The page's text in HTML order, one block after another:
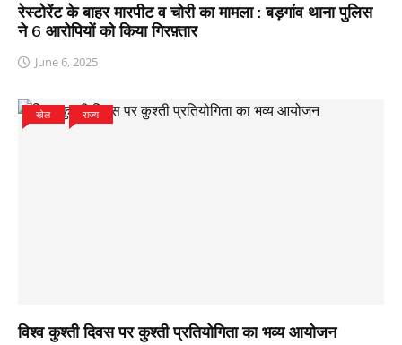
रेस्टोरेंट के बाहर मारपीट व चोरी का मामला : बड़गांव थाना पुलिस
ने 6 आरोपियों को किया गिरफ़्तार
June 6, 2025
खेल राज्य
विश्व कुश्ती दिवस पर कुश्ती प्रतियोगिता का भव्य आयोजन